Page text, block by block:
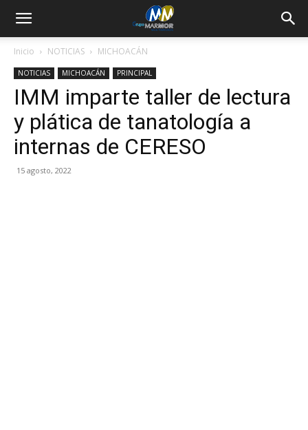
Inicio NOTICIAS MICHOACÁN
NOTICIAS MICHOACÁN PRINCIPAL
IMM imparte taller de lectura
y plática de tanatología a
internas de CERESO
15 agosto, 2022